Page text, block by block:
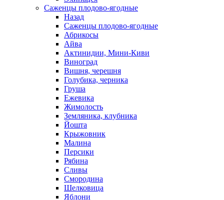
Саженцы плодово-ягодные
Назад
Саженцы плодово-ягодные
Абрикосы
Айва
Актинидии, Мини-Киви
Виноград
Вишня, черешня
Голубика, черника
Груша
Ежевика
Жимолость
Земляника, клубника
Йошта
Крыжовник
Малина
Персики
Рябина
Сливы
Смородина
Шелковица
Яблони